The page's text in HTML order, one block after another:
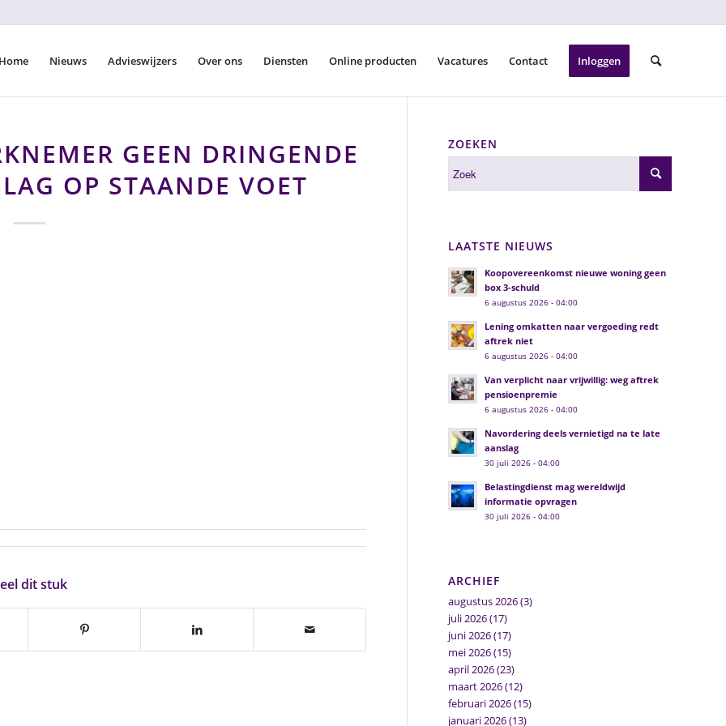
Nieuws Advieswijzers Over ons Diensten Online producten Vacatures Contact Inloggen
GEEN DRINGENDE
OP STAANDE VOET
dit stuk
ZOEKEN
LAATSTE NIEUWS
Koopovereenkomst nieuwe woning geen
box 3-schuld
6 augustus 2026 - 04:00
Lening omkatten naar vergoeding redt
aftrek niet
6 augustus 2026 - 04:00
Van verplicht naar vrijwillig: weg aftrek
pensioenpremie
6 augustus 2026 - 04:00
Navordering deels vernietigd na te late
aanslag
30 juli 2026 - 04:00
Belastingdienst mag wereldwijd
informatie opvragen
30 juli 2026 - 04:00
ARCHIEF
augustus 2026(3)
juli 2026(17)
juni 2026(17)
mei 2026(15)
april 2026(23)
maart 2026(12)
februari 2026(15)
januari 2026(13)